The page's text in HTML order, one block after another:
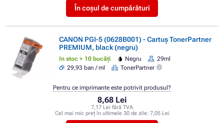
În coșul de cumpărături
CANON PGI-5 (0628B001) - Cartuș TonerPartner
PREMIUM, black (negru)
In stoc > 10 bucăți Negru
29ml
29,93 ban / ml
TonerPartner
8,68 Lei
7,17 Lei fără TVA
Cel mai mic preț în ultimele 30 de zile: 7,05 Lei
Pentru ce imprimante este potrivit produsul?